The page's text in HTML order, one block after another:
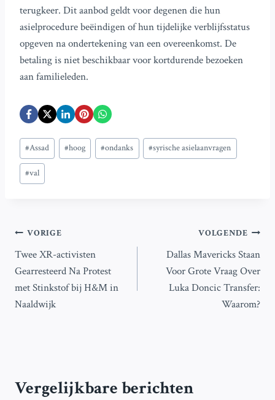
terugkeer. Dit aanbod geldt voor degenen die hun
asielprocedure beëindigen of hun tijdelijke verblijfsstatus
opgeven na ondertekening van een overeenkomst. De
betaling is niet beschikbaar voor kortdurende bezoeken
aan familieleden.
Bericht
tags:
#Assad #hoog #ondanks #syrische asielaanvragen
#val
Bericht
navigatie
VORIGE
Twee XR-activisten
Gearresteerd Na Protest
met Stinkstof bij H&M in
Naaldwijk
VOLGENDE
Dallas Mavericks Staan
Voor Grote Vraag Over
Luka Doncic Transfer:
Waarom?
Vergelijkbare berichten